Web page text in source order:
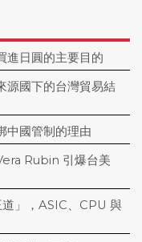
進日圓的主要目的
源國下的台灣貿易結
中國管制的理由
Rubin 引爆台美
」，ASIC、CPU 與